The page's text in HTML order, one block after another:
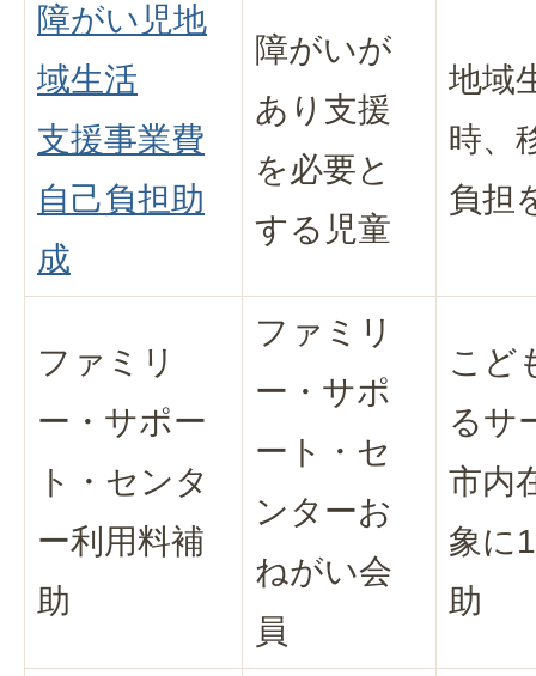
障がい児地
域生活
支援事業費
自己負担助
成
障がいが
あり支援
を必要と
する児童
地域
時、
負担
ファミリ
ー・サポー
ト・センタ
ー利用料補
助
ファミリ
ー・サポ
ート・セ
ンターお
ねがい会
員
こど
るサ
市内
象に
助